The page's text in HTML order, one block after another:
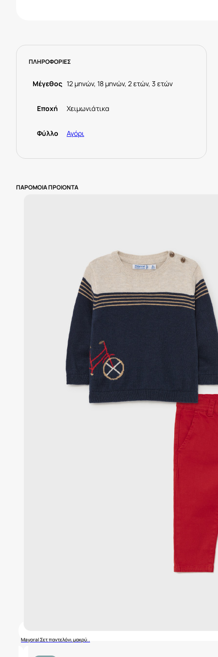
ΠΛΗΡΟΦΟΡΙΕΣ
Μέγεθος 12 μηνών, 18 μηνών, 2 ετών, 3 ετών
Εποχή Χειμωνιάτικα
Φύλλο Αγόρι
ΠΑΡΟΜΟΙΑ ΠΡΟΙΟΝΤΑ
Mayoral Σετ παντελόνι μακρύ..